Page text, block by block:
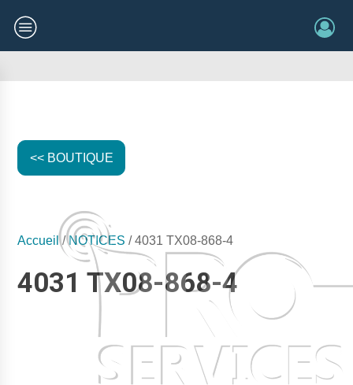
<< BOUTIQUE
Accueil/NOTICES / 4031 TX08-868-4
4031 TX08-868-4